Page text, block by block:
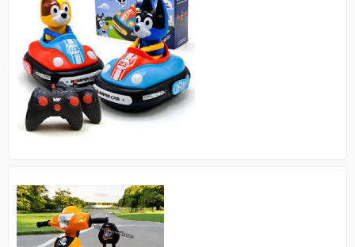
choisies
sur
la
page
du
produit